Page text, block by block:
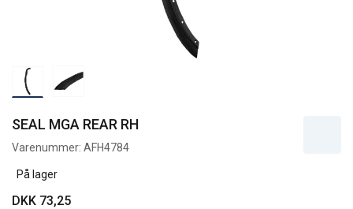
SEAL MGA REAR RH
Varenummer: AFH4784
På lager
DKK 73,25